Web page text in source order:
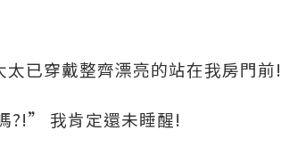
已穿戴整齊漂亮的站在我房門前!
?!” 我肯定還未睡醒!